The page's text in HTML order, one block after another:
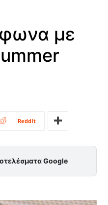
με
ReddIt
Google